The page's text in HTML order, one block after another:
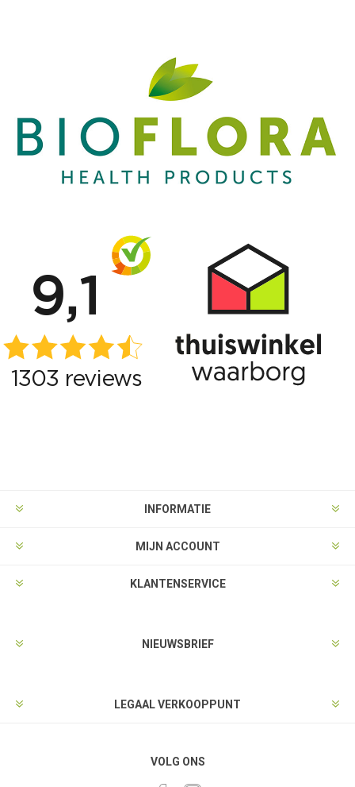
INFORMATIE
MIJN ACCOUNT
KLANTENSERVICE
NIEUWSBRIEF
LEGAAL VERKOOPPUNT
VOLG ONS